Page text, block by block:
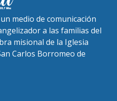
medio de comunicación
a las familias del
misional de la Iglesia
Carlos Borromeo de